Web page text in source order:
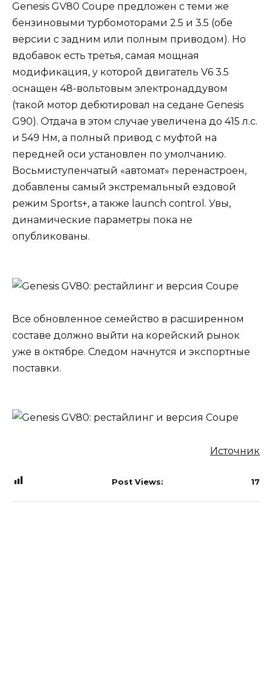
Genesis GV80 Coupe предложен с теми же
бензиновыми турбомоторами 2.5 и 3.5 (обе
версии с задним или полным приводом). Но
вдобавок есть третья, самая мощная
модификация, у которой двигатель V6 3.5
оснащен 48-вольтовым электронаддувом
(такой мотор дебютировал на седане Genesis
G90). Отдача в этом случае увеличена до 415 л.с.
и 549 Нм, а полный привод с муфтой на
передней оси установлен по умолчанию.
Восьмиступенчатый «автомат» перенастроен,
добавлены самый экстремальный ездовой
режим Sports+, а также launch control. Увы,
динамические параметры пока не
опубликованы.
Все обновленное семейство в расширенном
составе должно выйти на корейский рынок
уже в октябре. Следом начнутся и экспортные
поставки.
Источник
Post Views: 17